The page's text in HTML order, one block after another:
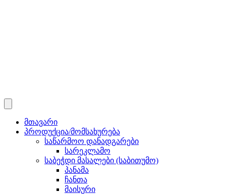
მთავარი
პროდუქცია/მომსახურება
საწარმოო დანადგარები
სარეკლამო
საბეჭდი მასალები (საბითუმო)
პანამა
ჩანთა
მაისური